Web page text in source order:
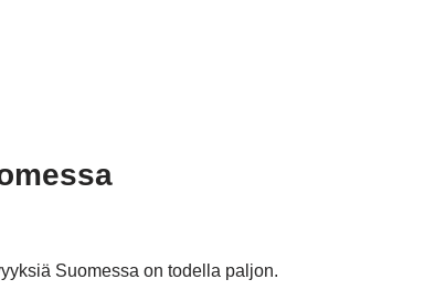
Suomessa on todella paljon.